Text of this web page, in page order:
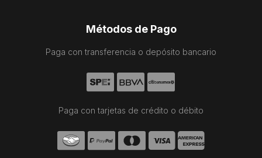
Métodos de Pago
Paga con transferencia o depósito bancario
Paga con tarjetas de crédito o débito